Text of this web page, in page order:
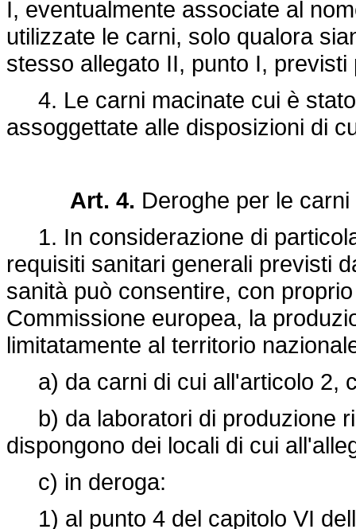
I, eventualmente associate al
utilizzate le carni, solo qualora
stesso allegato II, punto I,
4. Le carni macinate cui è
assoggettate alle disposizioni di
Art. 4. Deroghe per le
1. In considerazione di
requisiti sanitari generali previsti
sanità può consentire, con
Commissione europea, la
limitatamente al territorio
a) da carni di cui all'articolo 2,
b) da laboratori di produzione
dispongono dei locali di cui
c) in deroga:
1) al punto 4 del capitolo VI